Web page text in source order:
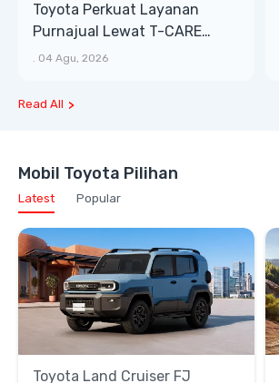
Toyota Perkuat Layanan
Purnajual Lewat T-CARE
XTRA, Manfaat Lebih Besar
. 04 Agu, 2026
Read All
Mobil Toyota Pilihan
Latest Popular
Toyota Land Cruiser FJ